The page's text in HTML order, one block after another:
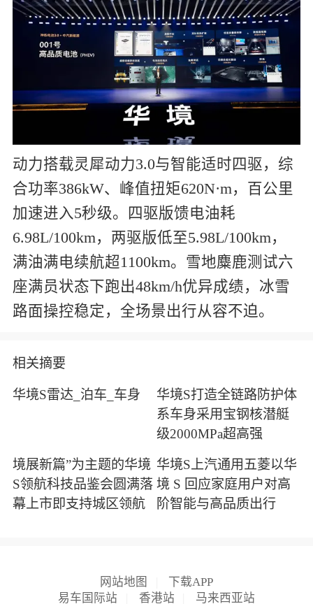
动力搭载灵犀动力3.0与智能适时四驱，综
合功率386kW、峰值扭矩620N·m，百公里
加速进入5秒级。四驱版馈电油耗
6.98L/100km，两驱版低至5.98L/100km，
满油满电续航超1100km。雪地麋鹿测试六
座满员状态下跑出48km/h优异成绩，冰雪
路面操控稳定，全场景出行从容不迫。
相关摘要
华境S雷达_泊车_车身
华境S打造全链路防护体
系车身采用宝钢核潜艇
级2000MPa超高强
境展新篇”为主题的华境
S领航科技品鉴会圆满落
幕上市即支持城区领航
华境S上汽通用五菱以华
境 S 回应家庭用户对高
阶智能与高品质出行
网站地图
下载APP
易车国际站
香港站 马来西亚站